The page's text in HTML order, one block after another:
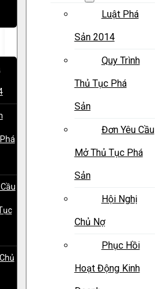
Luật Phá
Sản 2014
Quy Trình
Thủ Tục Phá
Sản
Đơn Yêu Cầu
Mở Thủ Tục Phá
Sản
Hội Nghị
Chủ Nợ
Phục Hồi
Hoạt Động Kinh